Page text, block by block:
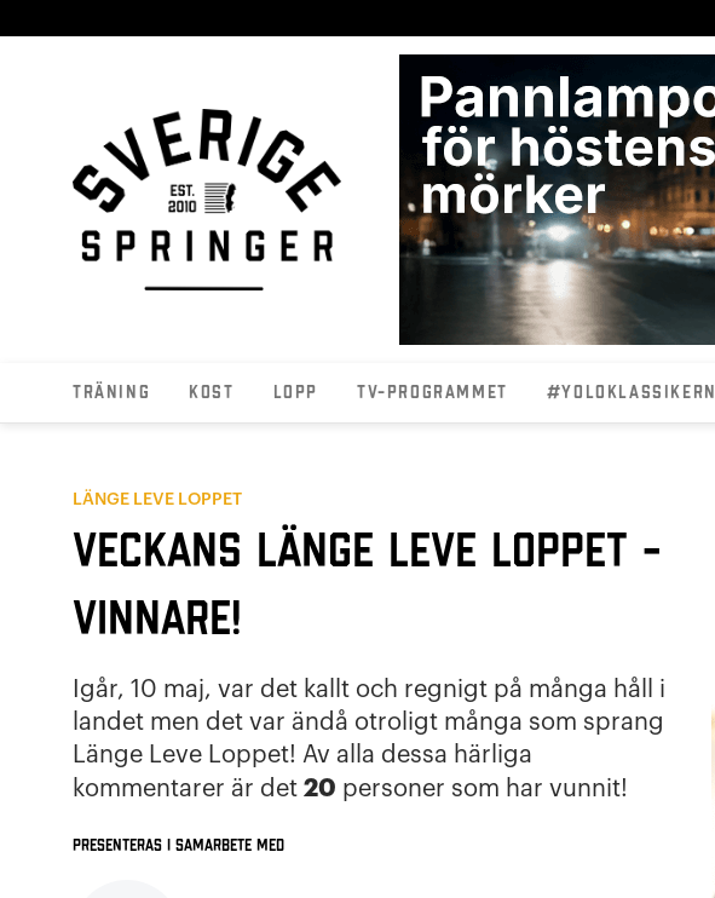
Träning Kost Lopp TV-programmet #YOLOKLASSIKERN
LÄNGE LEVE LOPPET
Veckans Länge Leve Loppet -
vinnare!
Igår, 10 maj, var det kallt och regnigt på många håll i
landet men det var ändå otroligt många som sprang
Länge Leve Loppet! Av alla dessa härliga
kommentarer är det 20 personer som har vunnit!
Presenteras i samarbete med